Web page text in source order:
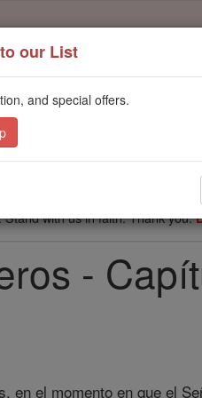
de-platformed by Shopify for
and Catholic Online
. Our
donate. If everyone gave
Stand with us in faith. Thank you.
-
en el momento en que el
our List
and special offers.